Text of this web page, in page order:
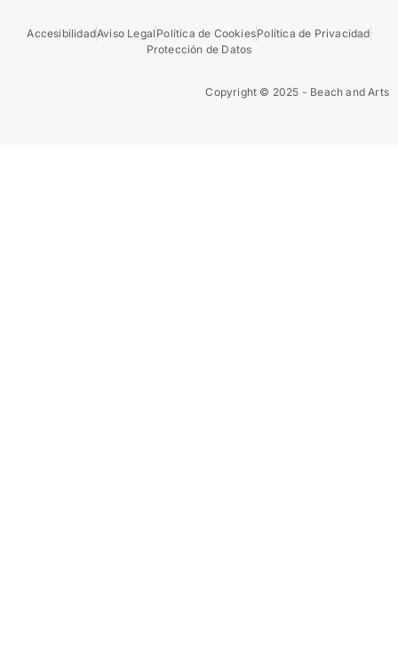
AccesibilidadAviso Legal Política de CookiesPolítica de Privacidad
Protección de Datos
Copyright © 2025 - Beach and Arts